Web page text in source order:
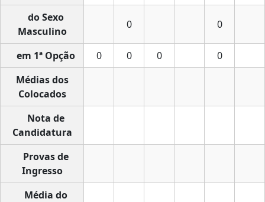
do Sexo
Masculino
0 0
em 1ª Opção 0 0 0
0
Médias dos
Colocados
Nota de
Candidatura
Provas de
Ingresso
Média do